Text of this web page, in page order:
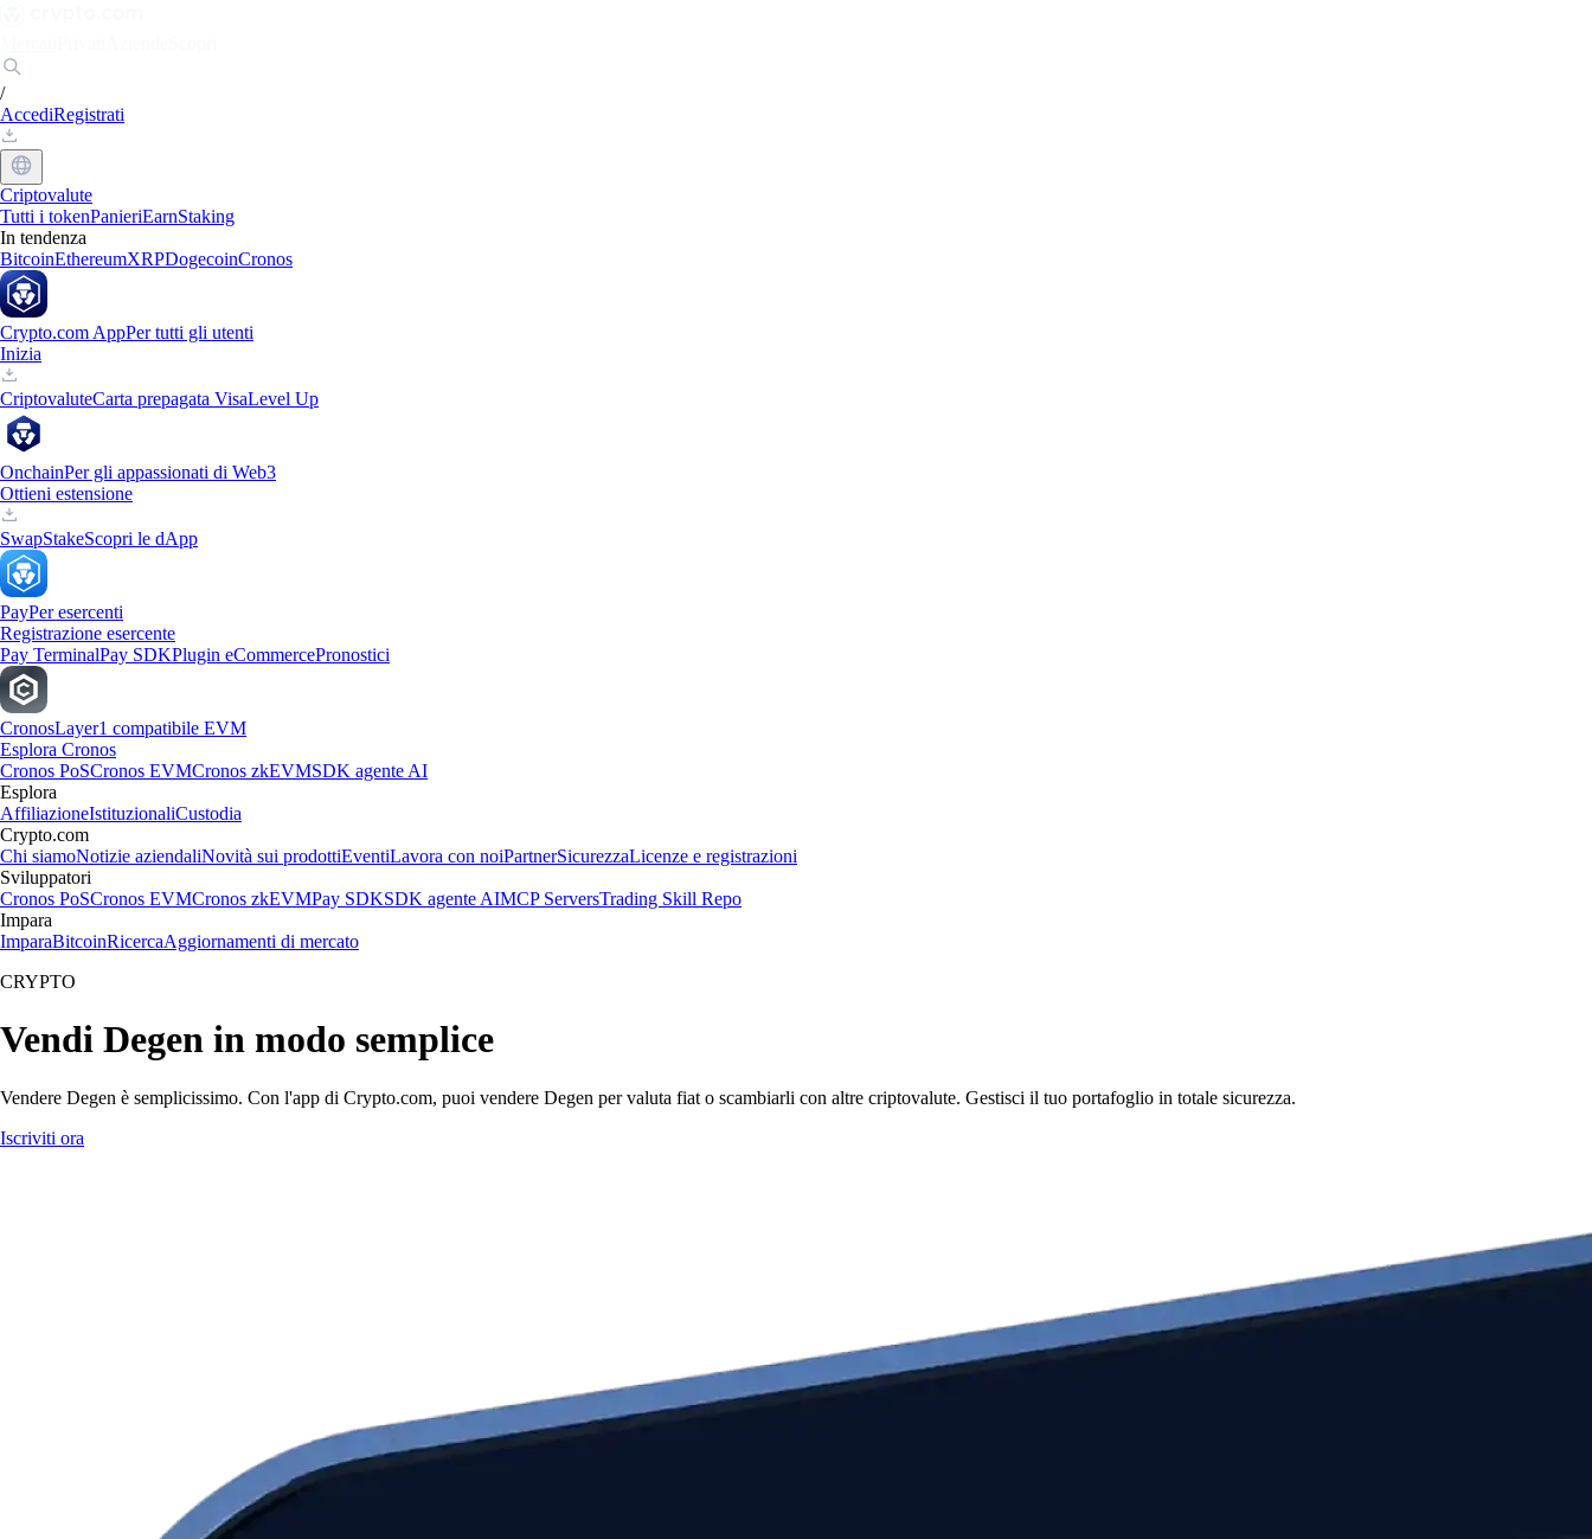
/
AccediRegistrati
Criptovalute
Tutti i tokenPanieriEarnStaking
In tendenza
BitcoinEthereumXRPDogecoinCronos
Crypto.com AppPer tutti gli utenti
Inizia
CriptovaluteCarta prepagata VisaLevel Up
OnchainPer gli appassionati di Web3
Ottieni estensione
SwapStakeScopri le dApp
PayPer esercenti
Registrazione esercente
Pay TerminalPay SDKPlugin eCommercePronostici
CronosLayer1 compatibile EVM
Esplora Cronos
Cronos PoSCronos EVMCronos zkEVMSDK agente AI
Esplora
AffiliazioneIstituzionaliCustodia
Crypto.com
Chi siamoNotizie aziendaliNovità sui prodottiEventiLavora con noiPartnerSicurezzaLicenze e registrazioni
Sviluppatori
Cronos PoSCronos EVMCronos zkEVMPay SDKSDK agente AIMCP ServersTrading Skill Repo
Impara
ImparaBitcoinRicercaAggiornamenti di mercato
CRYPTO
Vendi Degen in modo semplice
Vendere Degen è semplicissimo. Con l'app di Crypto.com, puoi vendere Degen per valuta fiat o scambiarli con altre criptovalute. Gestisci il tuo portafoglio in totale sicurezza.
Iscriviti ora